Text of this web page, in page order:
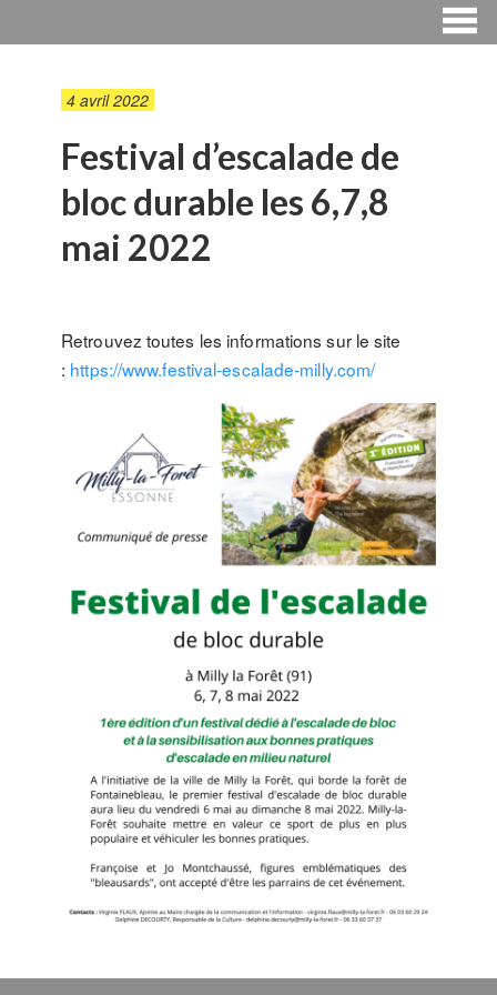
4 avril 2022
Festival d’escalade de
bloc durable les 6,7,8
mai 2022
Retrouvez toutes les informations sur le site
: https://www.festival-escalade-milly.com/